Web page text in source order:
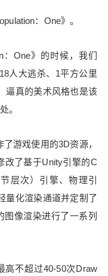
：One》。
：One》的时候，我们
人大逃杀、1平方公里
逼真的美术风格也是该
。
游戏使用的3D资源，
改了基于Unity引擎的C
层次）引擎、物理引
量化渲染通道并定制了
图像渲染进行了一系列
高不超过40-50次Draw
匹配足够简单，大
：那么，Qu
平台提供的功能
运营维护过程都起
功能预览和追
通知玩家他们好
：One》第
以利用这些虚拟
点数时，系统会
戏带来更多社交
能，可以帮助用户
。而通过Oculus为
可以更好的监控
你们预期中的成